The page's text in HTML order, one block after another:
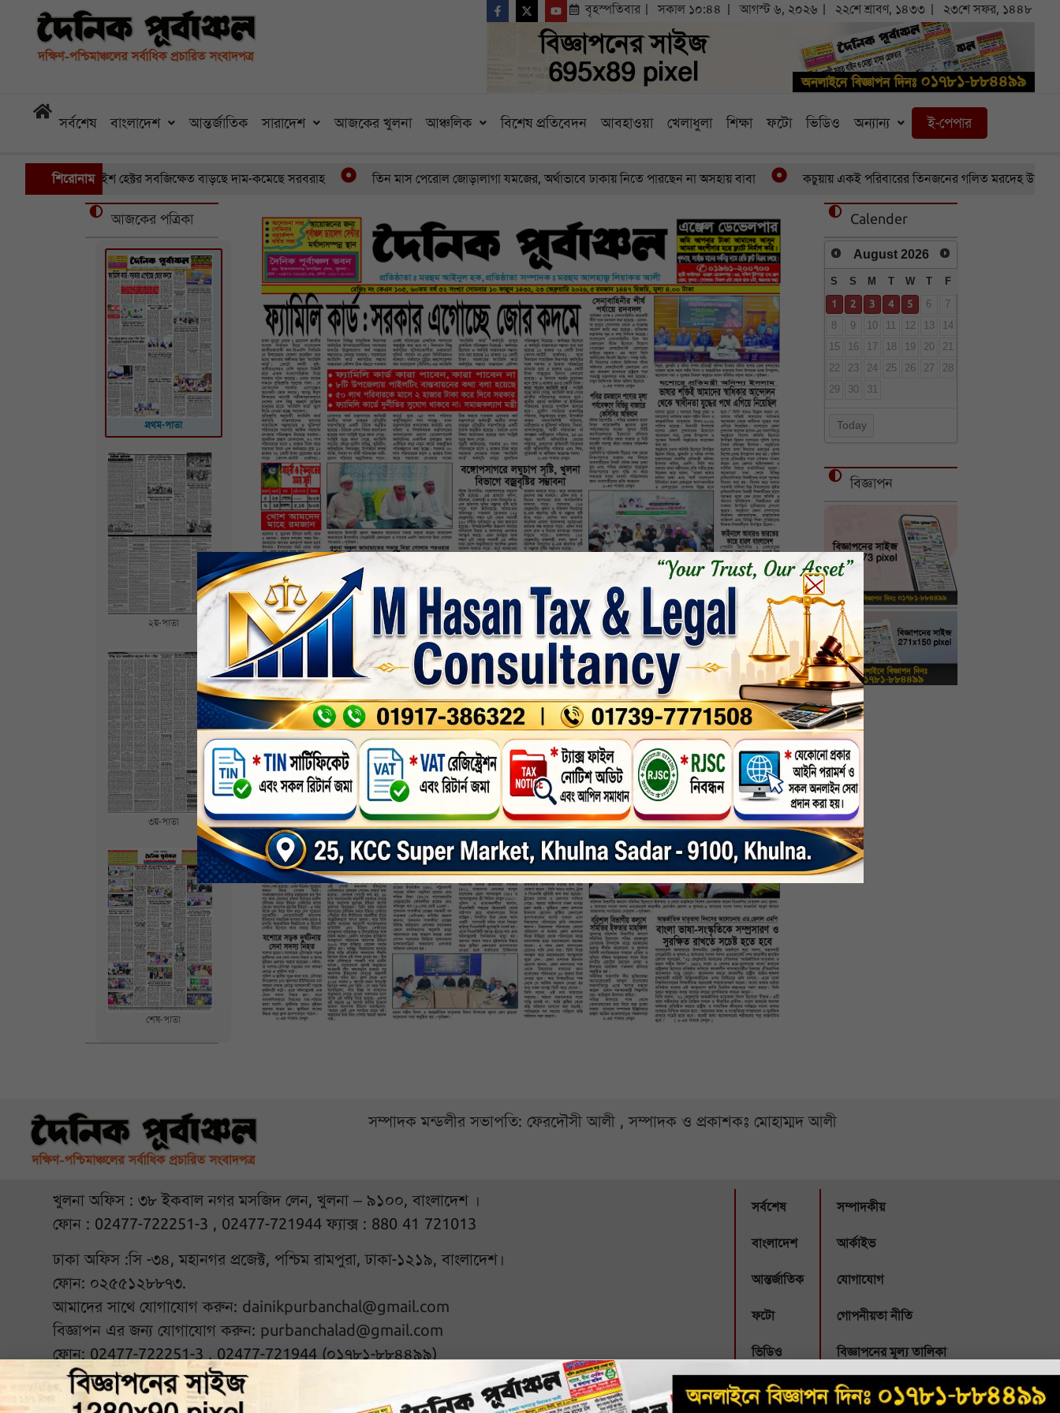
বৃহস্পতিবার সকাল ১০:৪৪ আগস্ট ৬, ২০২৬ ২২শে শ্রাবণ, ১৪৩৩ ২৩শে সফর, ১৪৪৮
সর্বশেষ বাংলাদেশ আন্তর্জাতিক সারাদেশ আজকের খুলনা আঞ্চলিক বিশেষ প্রতিবেদন আবহাওয়া খেলাধুলা শিক্ষা ফটো ভিডিও অন্যান্য ই-পেপার
শিরোনাম
ডুবেছে আড়াইশ হেক্টর সবজিক্ষেত বাড়ছে দাম-কমেছে সরবরাহ তিন মাস পেরোল জোড়ালাগা যমজের, অর্থাভাবে ঢাকায় নিতে পারছেন না অসহায় বাবা কচুয়ায় একই পরিবারের তিনজনের গলিত মরদেহ উদ্ধার
আজকের পত্রিকা
প্রথম-পাতা
২য়-পাতা
৩য়-পাতা
শেষ-পাতা
Calender
August 2026
S S M T W T F
1 2 3 4 5 6
7
8
9 10 11 12 13
14
15
16 17 18 19 20
21
22
23 24 25 26 27
28
29
30 31
Today
বিজ্ঞাপন
সম্পাদক মন্ডলীর সভাপতি: ফেরদৌসী আলী , সম্পাদক ও প্রকাশকঃ মোহাম্মদ আলী
খুলনা অফিস : ৩৮ ইকবাল নগর মসজিদ লেন, খুলনা – ৯১০০, বাংলাদেশ ।
ফোন : 02477-722251-3 , 02477-721944 ফ্যাক্স : 880 41 721013
ঢাকা অফিস :সি -৩৪, মহানগর প্রজেক্ট, পশ্চিম রামপুরা, ঢাকা-১২১৯, বাংলাদেশ।
ফোন: ০২৫৫১২৮৮৭৩.
আমাদের সাথে যোগাযোগ করুন: dainikpurbanchal@gmail.com
বিজ্ঞাপন এর জন্য যোগাযোগ করুন: purbanchalad@gmail.com
ফোন: 02477-722251-3 , 02477-721944 (০১৭৮১-৮৮৪৪৯৯)
আমাদের সঙ্গে থাকুন :
সর্বশেষ
বাংলাদেশ
আন্তর্জাতিক
ফটো
ভিডিও
সম্পাদকীয়
আর্কাইভ
যোগাযোগ
গোপনীয়তা নীতি
বিজ্ঞাপনের মূল্য তালিকা